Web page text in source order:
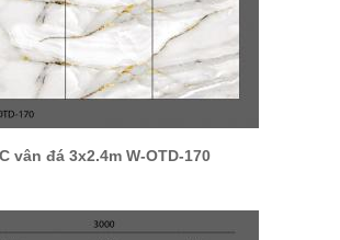
vân đá 3x2.4m W-OTD-170